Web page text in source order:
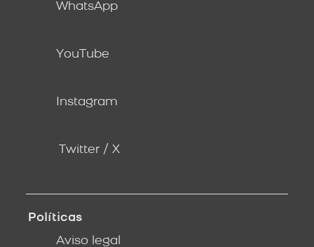
WhatsApp
YouTube
Instagram
Twitter / X
Políticas
Aviso legal